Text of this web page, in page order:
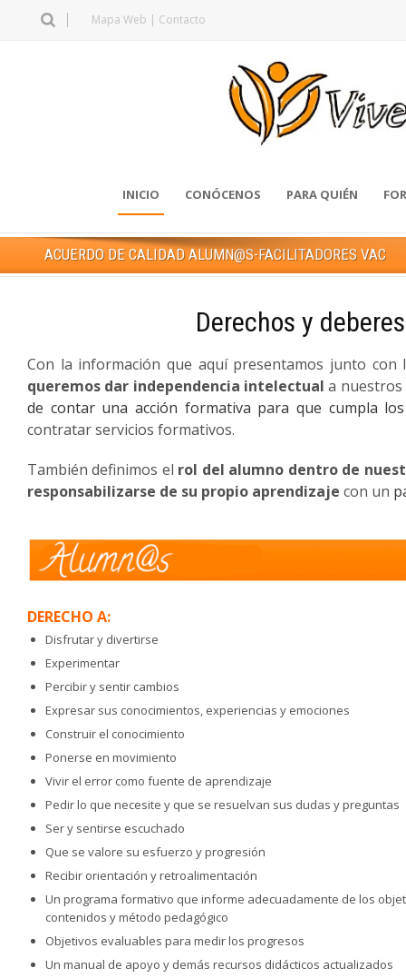
Mapa Web | Contacto
INICIO CONÓCENOS PARA QUIÉN
ACUERDO DE CALIDAD ALUMN@S-FACILITADORES VAC
Derechos y
Con la información que aquí presentamos junto
queremos dar independencia intelectuala nuestros
de contar una acción formativa para que cumpla
contratar servicios formativos.
También definimos el rol del alumno dentro de
responsabilizarse de su propio aprendizaje con un
DERECHO A:
Disfrutar y divertirse
Experimentar
Percibir y sentir cambios
Expresar sus conocimientos, experiencias y emociones
Construir el conocimiento
Ponerse en movimiento
Vivir el error como fuente de aprendizaje
Pedir lo que necesite y que se resuelvan sus dudas y preguntas
Ser y sentirse escuchado
Que se valore su esfuerzo y progresión
Recibir orientación y retroalimentación
Un programa formativo que informe adecuadamente de los
contenidos y método pedagógico
Objetivos evaluables para medir los progresos
Un manual de apoyo y demás recursos didácticos actualizados